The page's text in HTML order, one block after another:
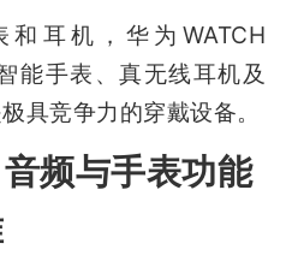
耳机，华为WATCH
能手表、真无线耳机及
具竞争力的穿戴设备。
频与手表功能